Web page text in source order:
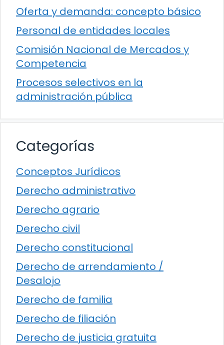
Oferta y demanda: concepto básico
Personal de entidades locales
Comisión Nacional de Mercados y
Competencia
Procesos selectivos en la
administración pública
Categorías
Conceptos Jurídicos
Derecho administrativo
Derecho agrario
Derecho civil
Derecho constitucional
Derecho de arrendamiento /
Desalojo
Derecho de familia
Derecho de filiación
Derecho de justicia gratuita